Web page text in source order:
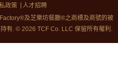
政策
人才招聘
及芝樂坊餐廳®之商標及商號的被
有. © 2026 TCF Co. LLC 保留所有權利.